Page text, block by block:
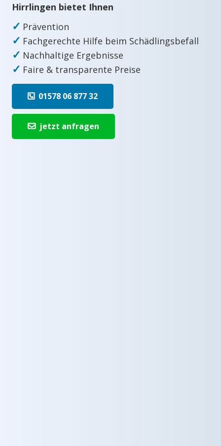
Hirrlingen bietet Ihnen
✓ Prävention
✓ Fachgerechte Hilfe beim Schädlingsbefall
✓ Nachhaltige Ergebnisse
✓ Faire & transparente Preise
01578 06 877 32
jetzt anfragen